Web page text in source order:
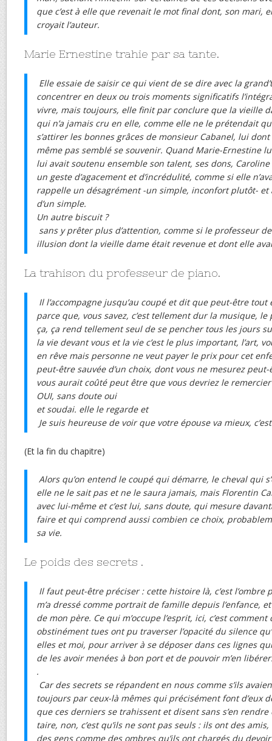
que c’est à elle que revenait le mot final dont, son mari,
croyait l’auteur.
Marie Ernestine trahie par sa tante.
Elle essaie de saisir ce qui vient de se dire avec la
concentrer en deux ou trois moments significatifs
vivre, mais toujours, elle finit par conclure que la vieille
qui n’a jamais cru en elle, comme elle ne le prétendait
s’attirer les bonnes grâces de monsieur Cabanel, lui
même pas semblé se souvenir. Quand Marie-Ernestine
lui avait soutenu ensemble son talent, ses dons, Caroline
un geste d’agacement et d’incrédulité, comme si elle
rappelle un désagrément -un simple, inconfort plutôt- et
d’un simple.
Un autre biscuit ?
sans y prêter plus d’attention, comme si le professeur de
illusion dont la vieille dame était revenue et dont elle
La trahison du professeur de piano.
Il l’accompagne jusqu’au coupé et dit que peut-être tout
parce que, vous savez, c’est tellement dur la musique,
ça, ça rend tellement seul de se pencher tous les jours
la vie devant vous et la vie c’est le plus important, l’art,
en rêve mais personne ne veut payer le prix pour cet
peut-être sauvée d’un choix, dont vous ne mesurez
vous aurait coûté peut être que vous devriez le
OUI, sans doute oui
et soudai. elle le regarde et
Je suis heureuse de voir que votre épouse va mieux,
(Et la fin du chapitre)
Alors qu’on entend le coupé qui démarre, le cheval qui
elle ne le sait pas et ne le saura jamais, mais Florentin
avec lui-même et c’est lui, sans doute, qui mesure
faire et qui comprend aussi combien ce choix,
sa vie.
Le poids des secrets .
Il faut peut-être préciser : cette histoire là, c’est l’ombre
m’a dressé comme portrait de famille depuis l’enfance,
de mon père. Ce qui m’occupe l’esprit, ici, c’est
obstinément tues ont pu traverser l’opacité du silence
elles et moi, pour arriver à se déposer dans ces lignes
de les avoir menées à bon port et de pouvoir m’en
.
Car des secrets se répandent en nous comme s’ils
toujours par ceux-là mêmes qui précisément font d’eux
que ces derniers se trahissent et disent sans s’en rendre
taire, non, c’est qu’ils ne sont pas seuls : ils ont des
des gens comme des ombres qu’ils ont chargés du